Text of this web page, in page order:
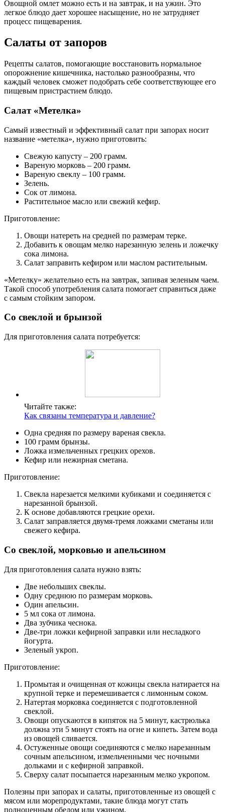
Овощной омлет можно есть и на завтрак, и на ужин. Это
легкое блюдо дает хорошее насыщение, но не затрудняет
процесс пищеварения.
Салаты от запоров
Рецепты салатов, помогающие восстановить нормальное
опорожнение кишечника, настолько разнообразны, что
каждый человек сможет подобрать себе соответствующее его
пищевым пристрастием блюдо.
Салат «Метелка»
Самый известный и эффективный салат при запорах носит
название «метелка», нужно приготовить:
Свежую капусту – 200 грамм.
Вареную морковь – 200 грамм.
Вареную свеклу – 100 грамм.
Зелень.
Сок от лимона.
Растительное масло или свежий кефир.
Приготовление:
Овощи натереть на средней по размерам терке.
Добавить к овощам мелко нарезанную зелень и ложечку
сока лимона.
Салат заправить кефиром или маслом растительным.
«Метелку» желательно есть на завтрак, запивая зеленым чаем.
Такой способ употребления салата помогает справиться даже
с самым стойким запором.
Со свеклой и брынзой
Для приготовления салата потребуется:
Читайте также:
Как связаны температура и давление?
Одна средняя по размеру вареная свекла.
100 грамм брынзы.
Ложка измельченных грецких орехов.
Кефир или нежирная сметана.
Приготовление:
Свекла нарезается мелкими кубиками и соединяется с
нарезанной брынзой.
К основе добавляются грецкие орехи.
Салат заправляется двумя-тремя ложками сметаны или
свежего кефира.
Со свеклой, морковью и апельсином
Для приготовления салата нужно взять:
Две небольших свеклы.
Одну среднюю по размерам морковь.
Один апельсин.
5 мл сока от лимона.
Два зубчика чеснока.
Две-три ложки кефирной заправки или несладкого
йогурта.
Зеленый укроп.
Приготовление:
Промытая и очищенная от кожицы свекла натирается на
крупной терке и перемешивается с лимонным соком.
Натертая морковка соединяется с подготовленной
свеклой.
Овощи опускаются в кипяток на 5 минут, кастрюлька
должна эти 5 минут стоять на огне и кипеть. Затем вода
из овощей сливается.
Остуженные овощи соединяются с мелко нарезанным
сочным апельсином, измельченными чес ночными
дольками и с кефирной заправкой.
Сверху салат посыпается нарезанным мелко укропом.
Полезны при запорах и салаты, приготовленные из овощей с
мясом или морепродуктами, такие блюда могут стать
полноценным обедом или ужином.